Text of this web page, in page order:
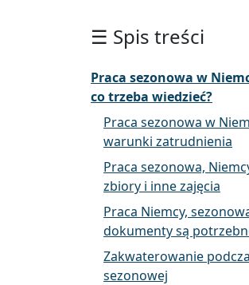
☰ Spis treści
Praca sezonowa w
co trzeba wiedzieć?
Praca sezonowa w
warunki zatrudnienia
Praca sezonowa,
zbiory i inne zajęcia
Praca Niemcy,
dokumenty są
Zakwaterowanie
sezonowej